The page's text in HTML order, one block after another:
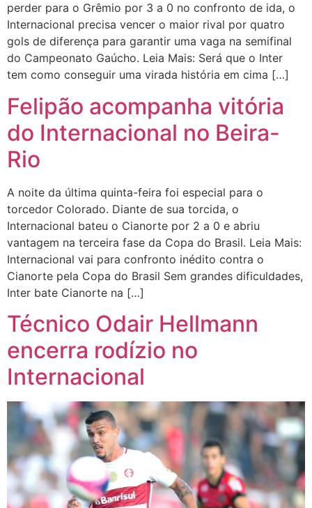
perder para o Grêmio por 3 a 0 no confronto de ida, o
Internacional precisa vencer o maior rival por quatro
gols de diferença para garantir uma vaga na semifinal
do Campeonato Gaúcho. Leia Mais: Será que o Inter
tem como conseguir uma virada história em cima […]
Felipão acompanha vitória
do Internacional no Beira-
Rio
A noite da última quinta-feira foi especial para o
torcedor Colorado. Diante de sua torcida, o
Internacional bateu o Cianorte por 2 a 0 e abriu
vantagem na terceira fase da Copa do Brasil. Leia Mais:
Internacional vai para confronto inédito contra o
Cianorte pela Copa do Brasil Sem grandes dificuldades,
Inter bate Cianorte na […]
Técnico Odair Hellmann
encerra rodízio no
Internacional